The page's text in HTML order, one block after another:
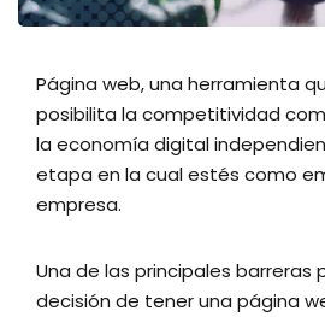
Página web, una herramienta
posibilita la competitividad
la economía digital
etapa en la cual estés como
empresa.
Una de las principales barreras
decisión de tener una página